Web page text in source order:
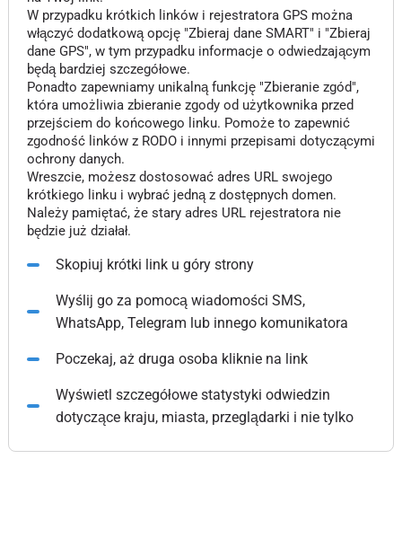
W przypadku krótkich linków i rejestratora GPS można
włączyć dodatkową opcję "Zbieraj dane SMART" i "Zbieraj
dane GPS", w tym przypadku informacje o odwiedzającym
będą bardziej szczegółowe.
Ponadto zapewniamy unikalną funkcję "Zbieranie zgód",
która umożliwia zbieranie zgody od użytkownika przed
przejściem do końcowego linku. Pomoże to zapewnić
zgodność linków z RODO i innymi przepisami dotyczącymi
ochrony danych.
Wreszcie, możesz dostosować adres URL swojego
krótkiego linku i wybrać jedną z dostępnych domen.
Należy pamiętać, że stary adres URL rejestratora nie
będzie już działał.
Skopiuj krótki link u góry strony
Wyślij go za pomocą wiadomości SMS,
WhatsApp, Telegram lub innego komunikatora
Poczekaj, aż druga osoba kliknie na link
Wyświetl szczegółowe statystyki odwiedzin
dotyczące kraju, miasta, przeglądarki i nie tylko